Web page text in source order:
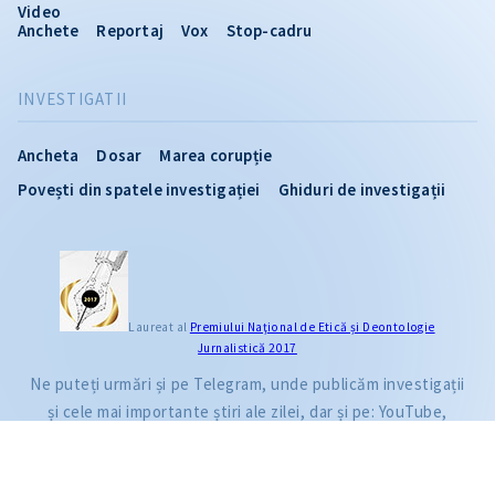
INVESTIGATII
Ancheta Dosar
Marea corupție
Povești din spatele investigației
Ghiduri de investigații
Video
Anchete
Reportaj Vox Stop-cadru
Laureat al Premiului Naţional de Etică și Deontologie
Jurnalistică 2017
Ne puteți urmări și pe Telegram, unde publicăm investigații
și cele mai importante știri ale zilei, dar și pe: YouTube,
CITEȘTE